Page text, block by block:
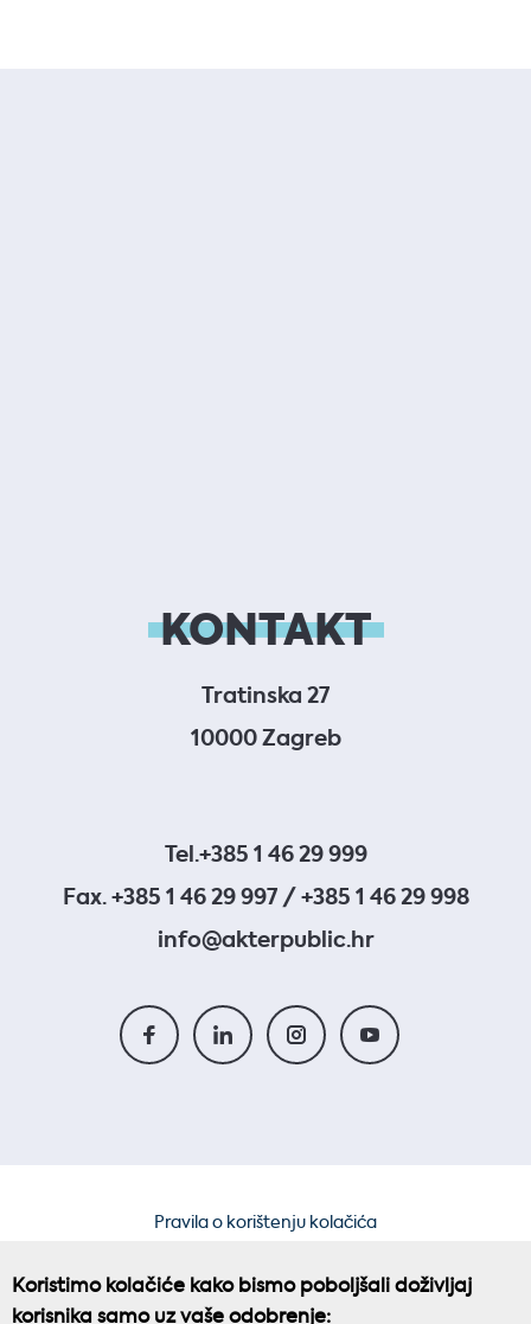
KONTAKT
Tratinska 27
10000 Zagreb
Tel.+385 1 46 29 999
Fax. +385 1 46 29 997 / +385 1 46 29 998
info@akterpublic.hr
Pravila o korištenju kolačića
Koristimo kolačiće kako bismo poboljšali doživljaj
korisnika samo uz vaše odobrenje: